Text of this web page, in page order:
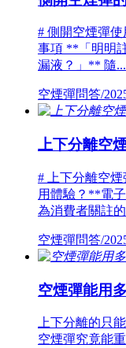
# 側開空煙彈
事項 **「明明
漏液？」** 隨...
空煙彈問答/
上下分離空
# 上下分離空
用體驗？**電
為消費者關註
空煙彈問答/
空煙彈能用
上下分離的只
空煙彈究竟能